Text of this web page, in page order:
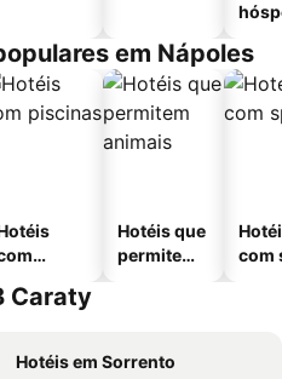
em Nápoles
Hotéis que
permitem
com
Caraty
Hotéis em Sorrento